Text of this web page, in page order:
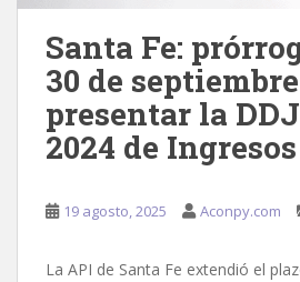
Santa Fe:
30 de
presentar la
2024 de
19 agosto, 2025 Aconpy.com
La API de Santa Fe extendió el